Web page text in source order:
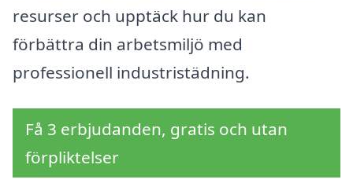
resurser och upptäck hur du kan
förbättra din arbetsmiljö med
professionell industristädning.
Få 3 erbjudanden, gratis och utan
förpliktelser